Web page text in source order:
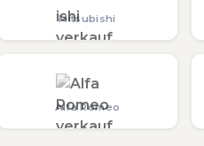
Mitsubishi
Alfa Romeo